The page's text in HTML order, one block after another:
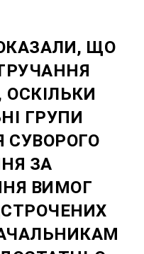
ЩО
ГРУПИ
СУВОРОГО
ЗА
ВИМОГ